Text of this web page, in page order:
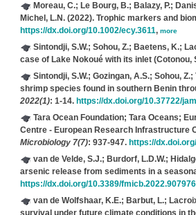
Moreau, C.; Le Bourg, B.; Balazy, P.;
Michel, L.N.(2022). Trophic markers and
https://dx.doi.org/10.1002/ecy.3611, more
Sintondji, S.W.; Sohou, Z.; Baetens, K.;
case of Lake Nokoué with its inlet (Cotonou,
Sintondji, S.W.; Gozingan, A.S.; Sohou,
shrimp species found in southern Benin
2022(1): 1-14. https://dx.doi.org/10.37722/
Tara Ocean Foundation; Tara Oceans;
Centre - European Research Infrastructure
Microbiology 7(7): 937-947. https://
van de Velde, S.J.; Burdorf, L.D.W.;
arsenic release from sediments in a
https://dx.doi.org/10.3389/fmicb.2022.907976
van de Wolfshaar, K.E.; Barbut, L.;
survival under future climate conditions in